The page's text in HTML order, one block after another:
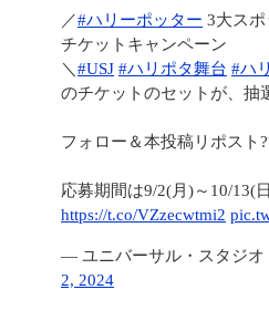
／#ハリーポッター 3大ス
チケットキャンペーン
＼ #USJ #ハリポタ舞台 #ハ
のチケットのセットが、抽
フォロー＆本投稿リポスト
応募期間は9/2(月)～10/13(
https://t.co/VZzecwtmi2
— ユニバーサル・スタジオ
2, 2024